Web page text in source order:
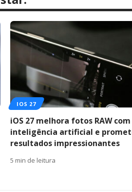
IOS 27
iOS 27 melhora fotos RAW com
inteligência artificial e
resultados impressionantes
5 min de leitura